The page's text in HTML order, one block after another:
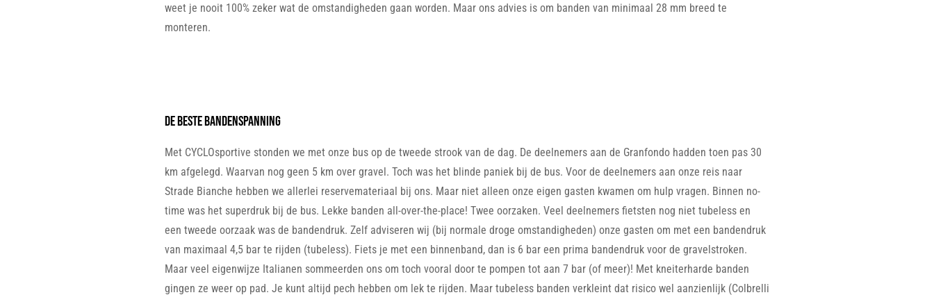
weet je nooit 100% zeker wat de omstandigheden gaan worden. Maar ons advies is om banden van minimaal 28 mm breed te
monteren.
DE beste bandenspanning
Met CYCLOsportive stonden we met onze bus op de tweede strook van de dag. De deelnemers aan de Granfondo hadden toen pas 30
km afgelegd. Waarvan nog geen 5 km over gravel. Toch was het blinde paniek bij de bus. Voor de deelnemers aan onze reis naar
Strade Bianche hebben we allerlei reservemateriaal bij ons. Maar niet alleen onze eigen gasten kwamen om hulp vragen. Binnen no-
time was het superdruk bij de bus. Lekke banden all-over-the-place! Twee oorzaken. Veel deelnemers fietsten nog niet tubeless en
een tweede oorzaak was de bandendruk. Zelf adviseren wij (bij normale droge omstandigheden) onze gasten om met een bandendruk
van maximaal 4,5 bar te rijden (tubeless). Fiets je met een binnenband, dan is 6 bar een prima bandendruk voor de gravelstroken.
Maar veel eigenwijze Italianen sommeerden ons om toch vooral door te pompen tot aan 7 bar (of meer)! Met kneiterharde banden
gingen ze weer op pad. Je kunt altijd pech hebben om lek te rijden. Maar tubeless banden verkleint dat risico wel aanzienlijk (Colbrelli